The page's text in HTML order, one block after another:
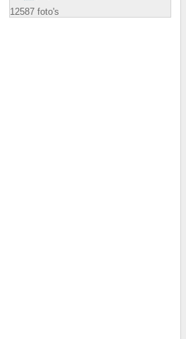
12587 foto's